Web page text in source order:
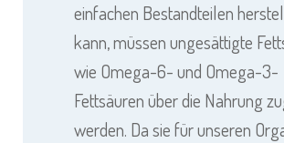
einfachen Bestandteilen
kann, müssen ungesättigte
wie Omega-6- und Omega-3-
Fettsäuren über die Nahrung
werden. Da sie für unseren